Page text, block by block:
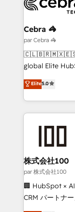
Implementation
Reporting &
Marketing Enablement If you’re
HubSpot from
Cebra 🦓
par Cebra 🦓
global Elite
technology,
Latin America
across 9
insight with
grow. For over 12 years, we’ve delivered 500+
solutions that
and loop
Our
and English to
measurable growth. 🌎 Highlights: •
Elite5.0
株式会社100
par 株式会社100
🏢 HubSpot ×
CRM パートナー」 経営課題と現場業務をつなぐ
ティブ・エージ